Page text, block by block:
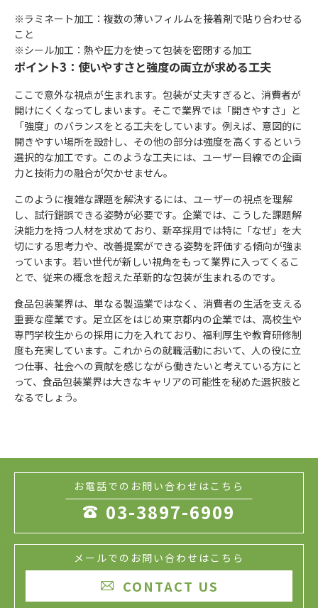
※ラミネート加工：複数の薄いフィルムを接着剤で貼り合わせる
こと
※シール加工：熱や圧力を使って包装を密閉する加工
ポイント3：使いやすさと強度の両立が求める工夫
ここで意外な視点が生まれます。包装が丈夫すぎると、消費者が
開けにくくなってしまいます。そこで業界では「開きやすさ」と
「強度」のバランスをとる工夫をしています。例えば、意図的に
開きやすい場所を設計し、その他の部分は強度を高くするという
選択的な加工です。このような工夫には、ユーザー目線での企画
力と技術力の融合が欠かせません。
このように複雑な課題を解決するには、ユーザーの視点を理解
し、試行錯誤できる姿勢が必要です。企業では、こうした課題解
決能力を持つ人材を求めており、新卒採用では特に「なぜ」を大
切にする思考力や、改善提案ができる姿勢を評価する傾向が強ま
っています。若い世代が新しい視角をもって業界に入ってくるこ
とで、従来の概念を超えた革新的な包装が生まれるのです。
食品包装業界は、単なる製造業ではなく、消費者の生活を支える
重要な産業です。足立区をはじめ東京都内の企業では、高校生や
専門学校生からの採用に力を入れており、福利厚生や教育研修制
度も充実しています。これからの就職活動において、人の役に立
つ仕事、社会への貢献を感じながら働きたいと考えている方にと
って、食品包装業界は大きなキャリアの可能性を秘めた選択肢と
なるでしょう。
お電話でのお問い合わせはこちら
 03-3897-6909
メールでのお問い合わせはこちら
 CONTACT US